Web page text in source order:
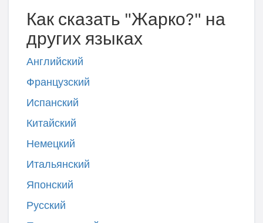
Как сказать "Жарко?" на
других языках
Английский
Французский
Испанский
Китайский
Немецкий
Итальянский
Японский
Русский